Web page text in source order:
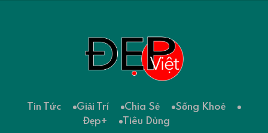
Tin Tức Giải Trí Chia Sẻ
Sống Khoẻ
Đẹp+
Tiêu Dùng